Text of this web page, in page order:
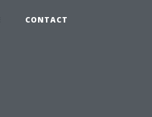
CONTACT